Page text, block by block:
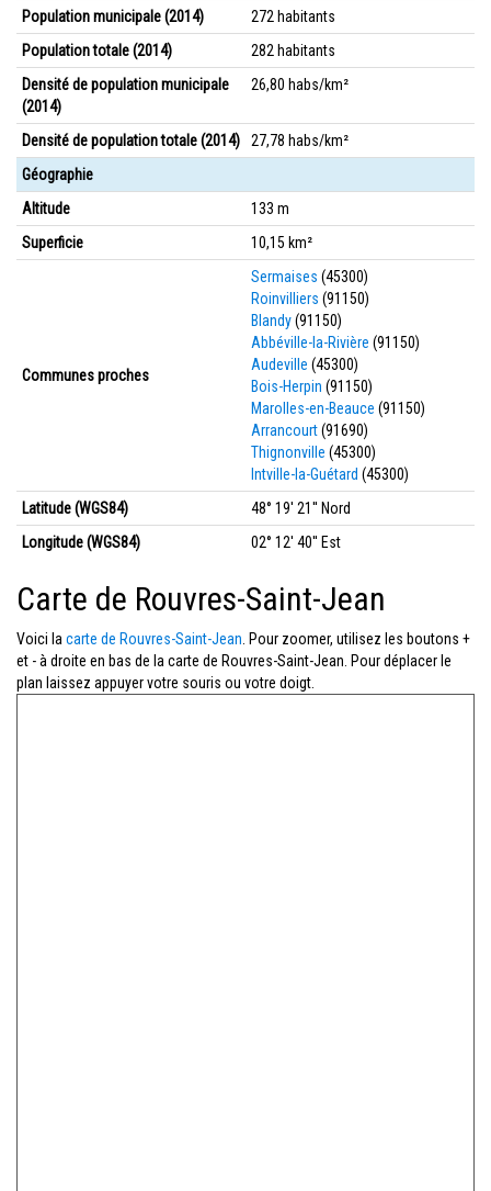
Population municipale (2014)
272 habitants
Population totale (2014)
282 habitants
Densité de population municipale
(2014)
26,80 habs/km²
Densité de population totale (2014)
27,78 habs/km²
Géographie
Altitude
133 m
Superficie
10,15 km²
Communes proches
Sermaises (45300)
Roinvilliers (91150)
Blandy(91150)
Abbéville-la-Rivière (91150)
Audeville (45300)
Bois-Herpin (91150)
Marolles-en-Beauce (91150)
Arrancourt(91690)
Thignonville (45300)
Intville-la-Guétard (45300)
Latitude (WGS84)
48° 19' 21'' Nord
Longitude (WGS84)
02° 12' 40'' Est
Carte de Rouvres-Saint-Jean
Voici la carte de Rouvres-Saint-Jean . Pour zoomer, utilisez les boutons +
et - à droite en bas de la carte de Rouvres-Saint-Jean. Pour déplacer le
plan laissez appuyer votre souris ou votre doigt.